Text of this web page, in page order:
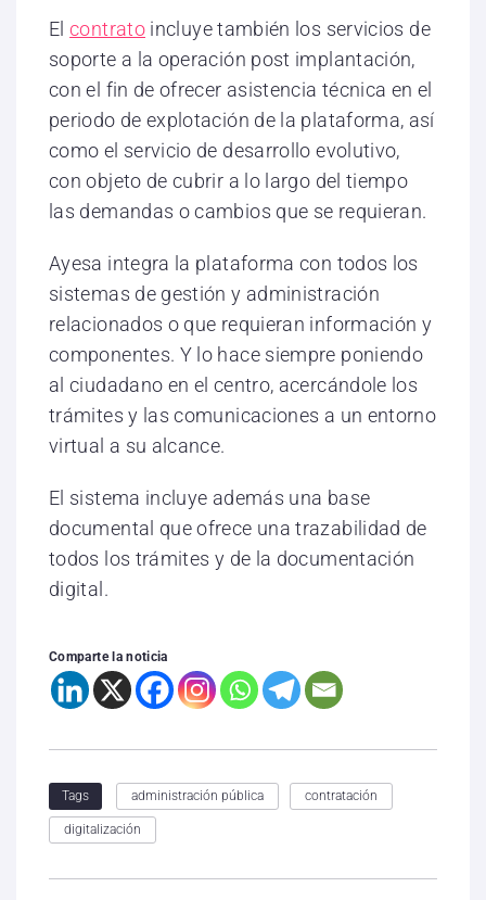
Elcontratoincluye también los servicios de
soporte a la operación post implantación,
con el fin de ofrecer asistencia técnica en el
periodo de explotación de la plataforma, así
como el servicio de desarrollo evolutivo,
con objeto de cubrir a lo largo del tiempo
las demandas o cambios que se requieran.
Ayesa integra la plataforma con todos los
sistemas de gestión y administración
relacionados o que requieran información y
componentes. Y lo hace siempre poniendo
al ciudadano en el centro, acercándole los
trámites y las comunicaciones a un entorno
virtual a su alcance.
El sistema incluye además una base
documental que ofrece una trazabilidad de
todos los trámites y de la documentación
digital.
Comparte la noticia
Tags administración pública contratación
digitalización